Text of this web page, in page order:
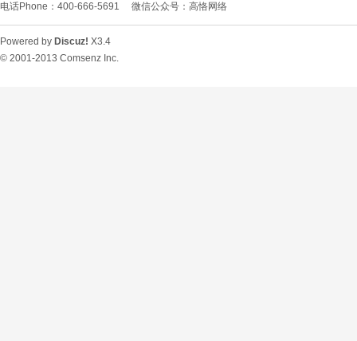
电话Phone：400-666-5691 微信公众号：高恪网络
Powered by Discuz! X3.4
© 2001-2013 Comsenz Inc.